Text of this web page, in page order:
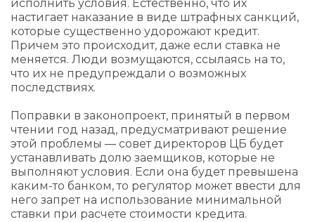
исполнить условия. Естественно, что их
настигает наказание в виде штрафных санкций,
которые существенно удорожают кредит.
Причем это происходит, даже если ставка не
меняется. Люди возмущаются, ссылаясь на то,
что их не предупреждали о возможных
последствиях.
Поправки в законопроект, принятый в первом
чтении год назад, предусматривают решение
этой проблемы — совет директоров ЦБ будет
устанавливать долю заемщиков, которые не
выполняют условия. Если она будет превышена
каким-то банком, то регулятор может ввести для
него запрет на использование минимальной
ставки при расчете стоимости кредита.